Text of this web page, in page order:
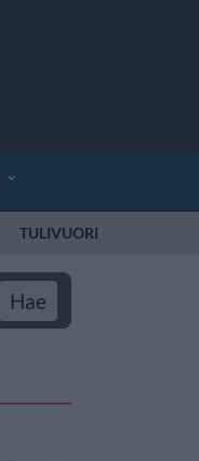
TULIVUORI